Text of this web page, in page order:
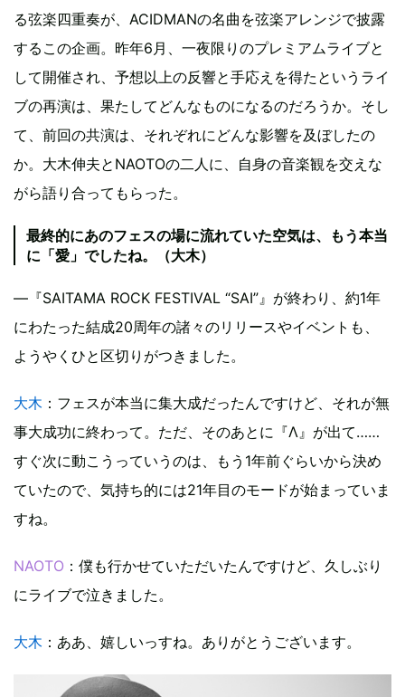
る弦楽四重奏が、ACIDMANの名曲を弦楽アレンジで披露
するこの企画。昨年6月、一夜限りのプレミアムライブと
して開催され、予想以上の反響と手応えを得たというライ
ブの再演は、果たしてどんなものになるのだろうか。そし
て、前回の共演は、それぞれにどんな影響を及ぼしたの
か。大木伸夫とNAOTOの二人に、自身の音楽観を交えな
がら語り合ってもらった。
最終的にあのフェスの場に流れていた空気は、もう本当
に「愛」でしたね。（大木）
—『SAITAMA ROCK FESTIVAL “SAI”』が終わり、約1年
にわたった結成20周年の諸々のリリースやイベントも、
ようやくひと区切りがつきました。
大木 ：フェスが本当に集大成だったんですけど、それが無
事大成功に終わって。ただ、そのあとに『Λ』が出て……
すぐ次に動こうっていうのは、もう1年前ぐらいから決め
ていたので、気持ち的には21年目のモードが始まっていま
すね。
NAOTO ：僕も行かせていただいたんですけど、久しぶり
にライブで泣きました。
大木 ：ああ、嬉しいっすね。ありがとうございます。